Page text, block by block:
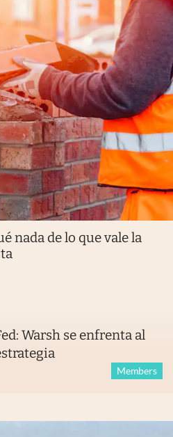
nada de lo que vale la
Warsh se enfrenta al
Members